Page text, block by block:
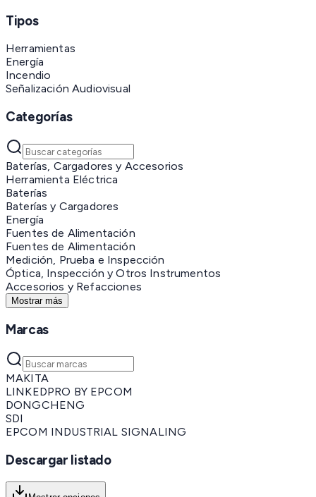
Tipos
Herramientas
Energía
Incendio
Señalización Audiovisual
Categorías
Baterías, Cargadores y Accesorios
Herramienta Eléctrica
Baterías
Baterías y Cargadores
Energía
Fuentes de Alimentación
Fuentes de Alimentación
Medición, Prueba e Inspección
Óptica, Inspección y Otros Instrumentos
Accesorios y Refacciones
Mostrar más
Marcas
MAKITA
LINKEDPRO BY EPCOM
DONGCHENG
SDI
EPCOM INDUSTRIAL SIGNALING
Descargar listado